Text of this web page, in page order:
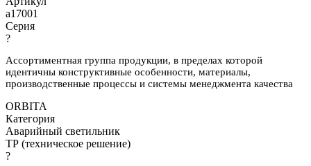
a17001
Серия
?
Ассортиментная группа продукции, в пределах которой
идентичны конструктивные особенности, материалы,
производственные процессы и системы менеджмента качества
ORBITA
Категория
Аварийный светильник
ТР (техническое решение)
?